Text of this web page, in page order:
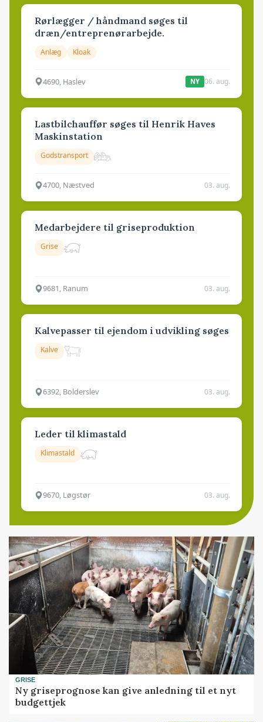
Rørlægger / håndmand søges til
dræn/entreprenørarbejde.
Anlæg Kloak
4690, Haslev NY 06. aug.
Lastbilchauffør søges til Henrik Haves
Maskinstation
Godstransport
4700, Næstved 03. aug.
Medarbejdere til griseproduktion
Grise
9681, Ranum 03. aug.
Kalvepasser til ejendom i udvikling søges
Kalve
6392, Bolderslev 03. aug.
Leder til klimastald
Klimastald
9670, Løgstør 03. aug.
GRISE
Ny griseprognose kan give anledning til et nyt
budgettjek